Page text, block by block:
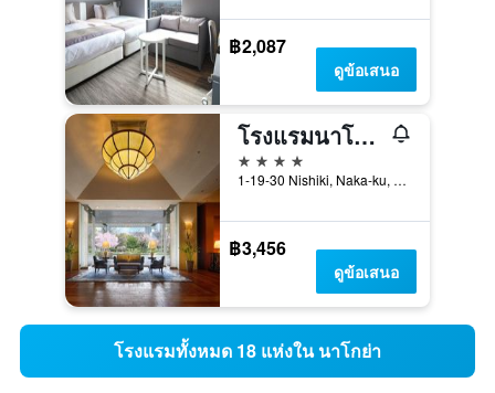
฿2,087
ดูข้อเสนอ
โรงแรมนาโงย่า คังโค
4 ดาว
1-19-30 Nishiki, Naka-ku, นาโกย่า, ญี่ปุ่น
฿3,456
ดูข้อเสนอ
โรงแรมทั้งหมด 18 แห่งใน นาโกย่า